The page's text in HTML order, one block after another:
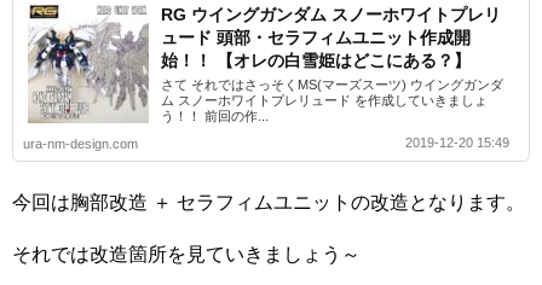
RG ウイングガンダム スノーホワイトプレリ
ュード 頭部・セラフィムユニット作成開
始！！ 【オレの白雪姫はどこにある？】
さて それではさっそくMS(マーズスーツ) ウイングガンダ
ム スノーホワイトプレリュード を作成していきましょ
う！！ 前回の作...
ura-nm-design.com
2019-12-20 15:49
今回は胸部改造 ＋ セラフィムユニットの改造となります。
それでは改造箇所を見ていきましょう～